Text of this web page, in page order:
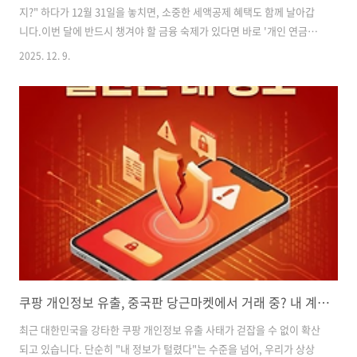
지?" 하다가 12월 31일을 놓치면, 소중한 세액공제 혜택도 함께 날아갑
니다.이번 달에 반드시 챙겨야 할 금융 숙제가 있다면 바로 '개인 연금저
축 계좌' 납입입니다. 올해가 지나면 한도가 이월되지 않기 때문에 지금
부터, IRP와의 차이점, 그리고 왜 지금 개설해야 하는지 핵심만 쏙쏙 뽑
참고하여 작성되었습니다.) 1. 개인 연금저축 계좌, 왜 필수일까?"연말정
산 좀 챙긴다" 하는 분들이라면 대부분 개인 연금저축 계좌를 하나쯤 가
지고 계실 겁니다. 저 역시 운용 중인데요, 이 계좌를 '절세와..
2025. 12. 9.
쿠팡 개인정보 유출, 중국판 당근마켓에서 거래 중? 내 계정 지키는 필수 보안 설정 5가지 (3370만 명 피해)
최근 대한민국을 강타한 쿠팡 개인정보 유출 사태가 걷잡을 수 없이 확산
되고 있습니다. 단순히 "내 정보가 털렸다"는 수준을 넘어, 우리가 상상